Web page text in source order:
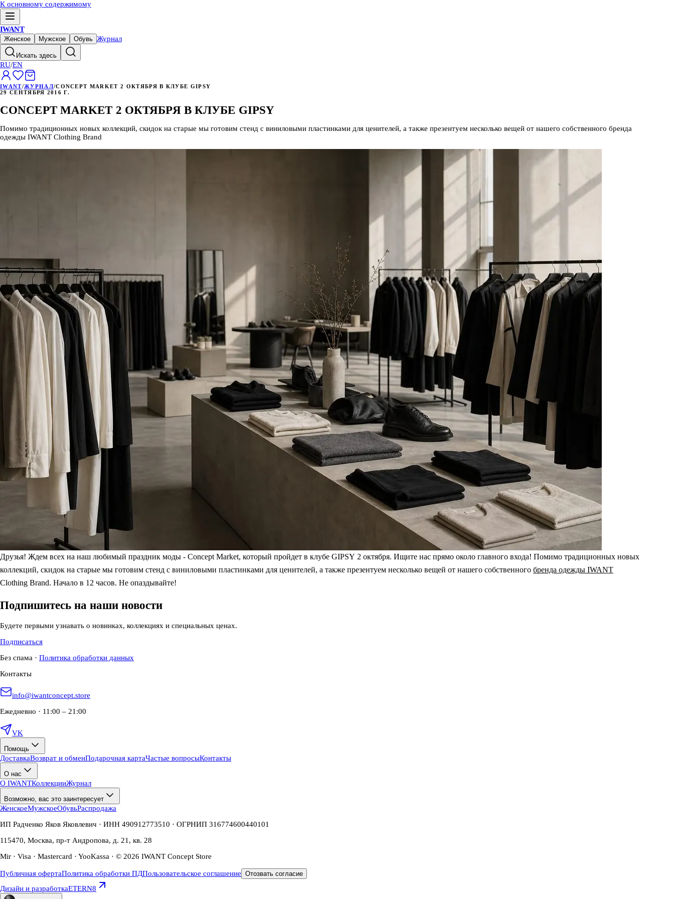
К основному содержимому
IWANT
Женское Мужское Обувь Журнал
Искать здесь
RU/EN
IWANT/ЖУРНАЛ/CONCEPT MARKET 2 ОКТЯБРЯ В КЛУБЕ GIPSY
29 СЕНТЯБРЯ 2016 Г.
CONCEPT MARKET 2 ОКТЯБРЯ В КЛУБЕ GIPSY
Помимо традиционных новых коллекций, скидок на старые мы готовим стенд с виниловыми пластинками для ценителей, а также презентуем несколько вещей от нашего собственного бренда
одежды IWANT Clothing Brand
Друзья! Ждем всех на наш любимый праздник моды - Concept Market, который пройдет в клубе GIPSY 2 октября. Ищите нас прямо около главного входа! Помимо традиционных новых
коллекций, скидок на старые мы готовим стенд с виниловыми пластинками для ценителей, а также презентуем несколько вещей от нашего собственного бренда одежды IWANT
Clothing Brand. Начало в 12 часов. Не опаздывайте!
Подпишитесь на наши новости
Будете первыми узнавать о новинках, коллекциях и специальных ценах.
Подписаться
Без спама · Политика обработки данных
Контакты
info@iwantconcept.store
Ежедневно · 11:00 – 21:00
VK
Помощь
ДоставкаВозврат и обменПодарочная картаЧастые вопросыКонтакты
О нас
О IWANTКоллекцииЖурнал
Возможно, вас это заинтересует
ЖенскоеМужскоеОбувьРаспродажа
ИП Радченко Яков Яковлевич · ИНН 490912773510 · ОГРНИП 316774600440101
115470, Москва, пр-т Андропова, д. 21, кв. 28
Mir · Visa · Mastercard · YooKassa · © 2026 IWANT Concept Store
Публичная офертаПолитика обработки ПДПользовательское соглашение Отозвать согласие
Дизайн и разработкаETERN8